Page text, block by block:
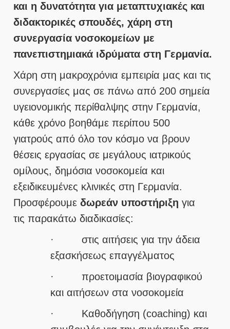
και η δυνατότητα για μεταπτυχιακές και
διδακτορικές σπουδές, χάρη στη
συνεργασία νοσοκομείων με
πανεπιστημιακά ιδρύματα στη Γερμανία.
Χάρη στη μακροχρόνια εμπειρία μας και τις
συνεργασίες μας σε πάνω από 200 σημεία
υγειονομικής περίθαλψης στην Γερμανία,
κάθε χρόνο βοηθάμε περίπου 500
γιατρούς από όλο τον κόσμο να βρουν
θέσεις εργασίας σε μεγάλους ιατρικούς
ομίλους, δημόσια νοσοκομεία και
εξειδικευμένες κλινικές στη Γερμανία.
Προσφέρουμε δωρεάν υποστήριξη για
τις παρακάτω διαδικασίες:
· στις αιτήσεις για την άδεια
εξασκήσεως επαγγέλματος
· προετοιμασία βιογραφικού
και αιτήσεων στα νοσοκομεία
· Καθοδήγηση (coaching) και